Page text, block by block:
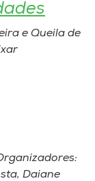
e Queila de
Daiane